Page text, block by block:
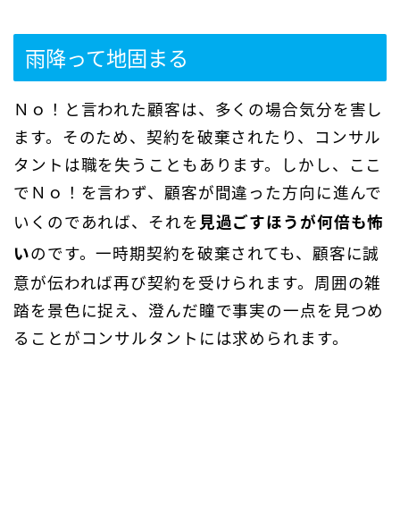
雨降って地固まる
Ｎｏ！と言われた顧客は、多くの場合気分を害し
ます。そのため、契約を破棄されたり、コンサル
タントは職を失うこともあります。しかし、ここ
でＮｏ！を言わず、顧客が間違った方向に進んで
いくのであれば、それを 見過ごすほうが何倍も怖
いのです。一時期契約を破棄されても、顧客に誠
意が伝われば再び契約を受けられます。周囲の雑
踏を景色に捉え、澄んだ瞳で事実の一点を見つめ
ることがコンサルタントには求められます。